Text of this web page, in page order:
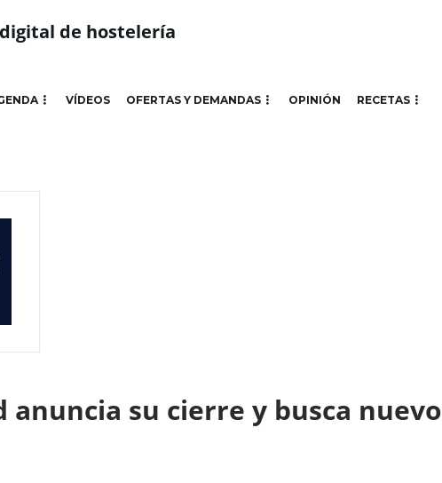
de hostelería
VÍDEOS OFERTAS Y DEMANDAS OPINIÓN RECETAS
anuncia su cierre y busca nuevo